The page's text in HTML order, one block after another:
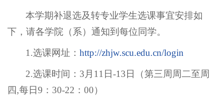
本学期补退选及转专业学生选课事宜安排如
下，请各学院（系）通知到每位同学。
1.选课网址：http://zhjw.scu.edu.cn/login
2.选课时间：3月11日-13日（第三周周二至周
四,每日9：30-22：00）